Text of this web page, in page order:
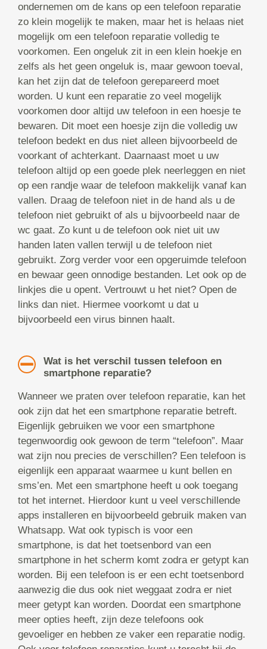
ondernemen om de kans op een telefoon reparatie
zo klein mogelijk te maken, maar het is helaas niet
mogelijk om een telefoon reparatie volledig te
voorkomen. Een ongeluk zit in een klein hoekje en
zelfs als het geen ongeluk is, maar gewoon toeval,
kan het zijn dat de telefoon gerepareerd moet
worden. U kunt een reparatie zo veel mogelijk
voorkomen door altijd uw telefoon in een hoesje te
bewaren. Dit moet een hoesje zijn die volledig uw
telefoon bedekt en dus niet alleen bijvoorbeeld de
voorkant of achterkant. Daarnaast moet u uw
telefoon altijd op een goede plek neerleggen en niet
op een randje waar de telefoon makkelijk vanaf kan
vallen. Draag de telefoon niet in de hand als u de
telefoon niet gebruikt of als u bijvoorbeeld naar de
wc gaat. Zo kunt u de telefoon ook niet uit uw
handen laten vallen terwijl u de telefoon niet
gebruikt. Zorg verder voor een opgeruimde telefoon
en bewaar geen onnodige bestanden. Let ook op de
linkjes die u opent. Vertrouwt u het niet? Open de
links dan niet. Hiermee voorkomt u dat u
bijvoorbeeld een virus binnen haalt.
Wat is het verschil tussen telefoon en
smartphone reparatie?
Wanneer we praten over telefoon reparatie, kan het
ook zijn dat het een smartphone reparatie betreft.
Eigenlijk gebruiken we voor een smartphone
tegenwoordig ook gewoon de term “telefoon”. Maar
wat zijn nou precies de verschillen? Een telefoon is
eigenlijk een apparaat waarmee u kunt bellen en
sms’en. Met een smartphone heeft u ook toegang
tot het internet. Hierdoor kunt u veel verschillende
apps installeren en bijvoorbeeld gebruik maken van
Whatsapp. Wat ook typisch is voor een
smartphone, is dat het toetsenbord van een
smartphone in het scherm komt zodra er getypt kan
worden. Bij een telefoon is er een echt toetsenbord
aanwezig die dus ook niet weggaat zodra er niet
meer getypt kan worden. Doordat een smartphone
meer opties heeft, zijn deze telefoons ook
gevoeliger en hebben ze vaker een reparatie nodig.